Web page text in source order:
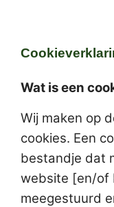
Wat is een
Wij maken op
cookies. Een
bestandje dat
website [en/of
meegestuurd